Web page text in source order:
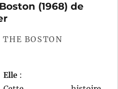
(1968) de
BOSTON
Elle :